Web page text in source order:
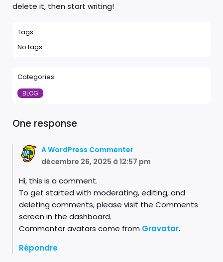
delete it, then start writing!
Tags:
No tags
Categories:
BLOG
One response
A WordPress Commenter
décembre 26, 2025 à 12:57 pm
Hi, this is a comment.
To get started with moderating, editing, and
deleting comments, please visit the Comments
screen in the dashboard.
Commenter avatars come from Gravatar.
Répondre